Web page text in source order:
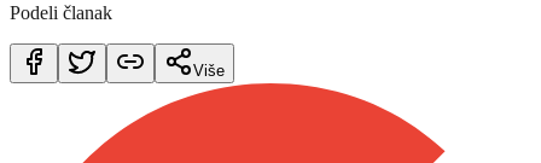
Podeli članak
Više